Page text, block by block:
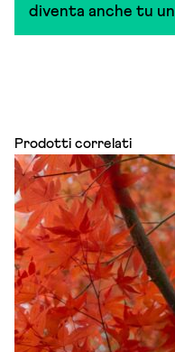
diventa anche tu un
Prodotti correlati